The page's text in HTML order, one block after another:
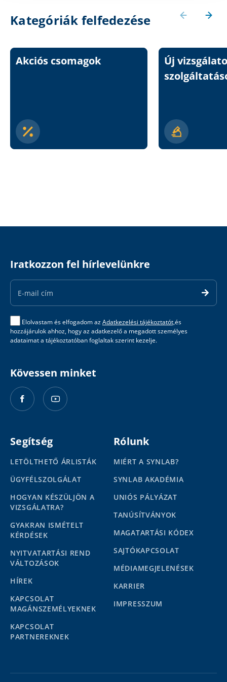
Kategóriák felfedezése
Akciós csomagok
Új
Iratkozzon fel hírlevelünkre
Email
Address
Elolvastam és elfogadom azAdatkezelési tájékoztatót,és
hozzájárulok ahhoz, hogy az adatkezelő a megadott személyes
adataimat a tájékoztatóban foglaltak szerint kezelje.
Kövessen minket
Segítség
LETÖLTHETŐ ÁRLISTÁK
ÜGYFÉLSZOLGÁLAT
HOGYAN KÉSZÜLJÖN A
VIZSGÁLATRA?
GYAKRAN ISMÉTELT
KÉRDÉSEK
NYITVATARTÁSI REND
VÁLTOZÁSOK
HÍREK
KAPCSOLAT
MAGÁNSZEMÉLYEKNEK
KAPCSOLAT
PARTNEREKNEK
Rólunk
MIÉRT A SYNLAB?
SYNLAB AKADÉMIA
UNIÓS PÁLYÁZAT
TANÚSÍTVÁNYOK
MAGATARTÁSI KÓDEX
SAJTÓKAPCSOLAT
MÉDIAMEGJELENÉSEK
KARRIER
IMPRESSZUM